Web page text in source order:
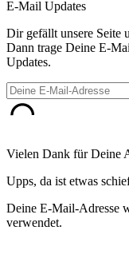
E-Mail Updates
Dir gefällt unsere Seite
Dann trage Deine E-
Updates.
Vielen Dank für Deine
Upps, da ist etwas
Deine E-Mail-Adresse
verwendet.